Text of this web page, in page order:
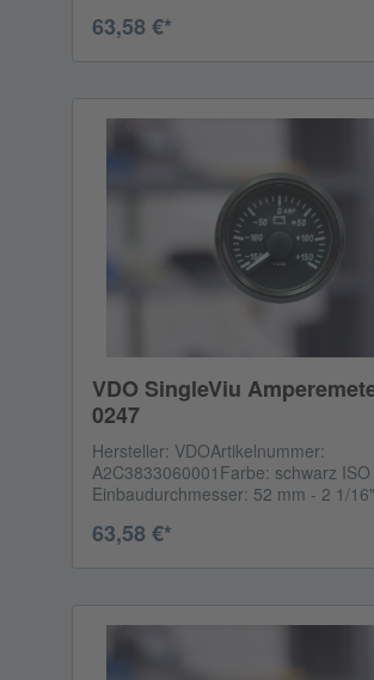
to +60 mV CANBus Eingang: 65271 -
63,58 €*
VDO SingleViu
0247
Hersteller: VDOArtikelnummer:
A2C3833060001Farbe: schwarz
Einbaudurchmesser: 52 mm - 2 1/16"
-150A to +150A DC Analogsignal: -60
63,58 €*